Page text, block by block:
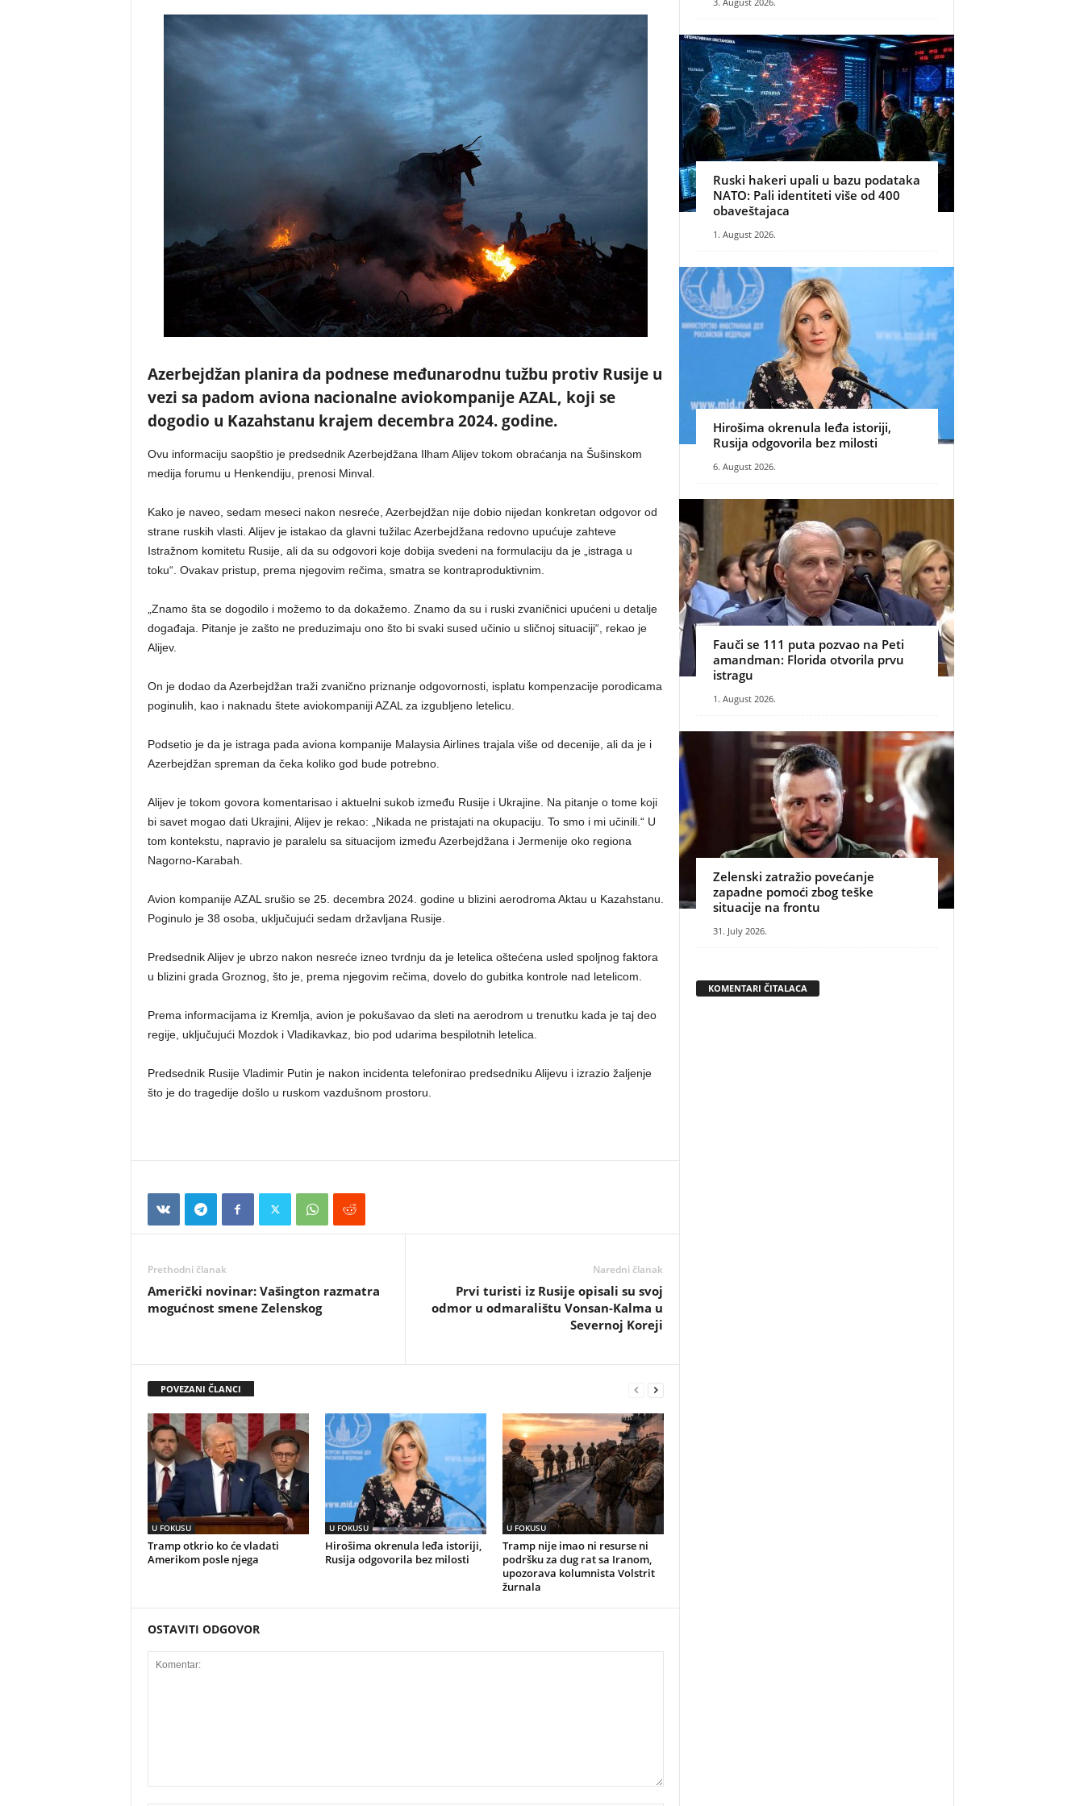
Azerbejdžan planira da podnese međunarodnu tužbu protiv Rusije u
vezi sa padom aviona nacionalne aviokompanije AZAL, koji se
dogodio u Kazahstanu krajem decembra 2024. godine.
Ovu informaciju saopštio je predsednik Azerbejdžana Ilham Alijev tokom obraćanja na Šušinskom
medija forumu u Henkendiju, prenosi Minval.
Kako je naveo, sedam meseci nakon nesreće, Azerbejdžan nije dobio nijedan konkretan odgovor od
strane ruskih vlasti. Alijev je istakao da glavni tužilac Azerbejdžana redovno upućuje zahteve
Istražnom komitetu Rusije, ali da su odgovori koje dobija svedeni na formulaciju da je „istraga u
toku“. Ovakav pristup, prema njegovim rečima, smatra se kontraproduktivnim.
„Znamo šta se dogodilo i možemo to da dokažemo. Znamo da su i ruski zvaničnici upućeni u detalje
događaja. Pitanje je zašto ne preduzimaju ono što bi svaki sused učinio u sličnoj situaciji“, rekao je
Alijev.
On je dodao da Azerbejdžan traži zvanično priznanje odgovornosti, isplatu kompenzacije porodicama
poginulih, kao i naknadu štete aviokompaniji AZAL za izgubljeno letelicu.
Podsetio je da je istraga pada aviona kompanije Malaysia Airlines trajala više od decenije, ali da je i
Azerbejdžan spreman da čeka koliko god bude potrebno.
Alijev je tokom govora komentarisao i aktuelni sukob između Rusije i Ukrajine. Na pitanje o tome koji
bi savet mogao dati Ukrajini, Alijev je rekao: „Nikada ne pristajati na okupaciju. To smo i mi učinili.“ U
tom kontekstu, napravio je paralelu sa situacijom između Azerbejdžana i Jermenije oko regiona
Nagorno-Karabah.
Avion kompanije AZAL srušio se 25. decembra 2024. godine u blizini aerodroma Aktau u Kazahstanu.
Poginulo je 38 osoba, uključujući sedam državljana Rusije.
Predsednik Alijev je ubrzo nakon nesreće izneo tvrdnju da je letelica oštećena usled spoljnog faktora
u blizini grada Groznog, što je, prema njegovim rečima, dovelo do gubitka kontrole nad letelicom.
Prema informacijama iz Kremlja, avion je pokušavao da sleti na aerodrom u trenutku kada je taj deo
regije, uključujući Mozdok i Vladikavkaz, bio pod udarima bespilotnih letelica.
Predsednik Rusije Vladimir Putin je nakon incidenta telefonirao predsedniku Alijevu i izrazio žaljenje
što je do tragedije došlo u ruskom vazdušnom prostoru.
Prethodni članak
Američki novinar: Vašington razmatra
mogućnost smene Zelenskog
Naredni članak
Prvi turisti iz Rusije opisali su svoj
odmor u odmaralištu Vonsan-Kalma u
Severnoj Koreji
POVEZANI ČLANCI
U FOKUSU
Tramp otkrio ko će vladati
Amerikom posle njega
U FOKUSU
Hirošima okrenula leđa istoriji,
Rusija odgovorila bez milosti
U FOKUSU
Tramp nije imao ni resurse ni
podršku za dug rat sa Iranom,
upozorava kolumnista Volstrit
žurnala
OSTAVITI ODGOVOR
Ruski hakeri upali u bazu podataka
NATO: Pali identiteti više od 400
obaveštajaca
1. August 2026.
Hirošima okrenula leđa istoriji,
Rusija odgovorila bez milosti
6. August 2026.
Fauči se 111 puta pozvao na Peti
amandman: Florida otvorila prvu
istragu
1. August 2026.
Zelenski zatražio povećanje
zapadne pomoći zbog teške
situacije na frontu
31. July 2026.
KOMENTARI ČITALACA